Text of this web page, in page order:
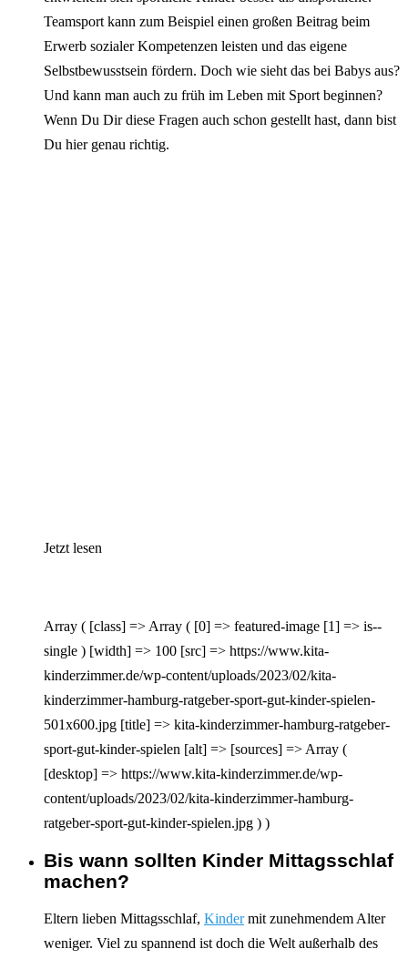
Teamsport kann zum Beispiel einen großen Beitrag beim
Erwerb sozialer Kompetenzen leisten und das eigene
Selbstbewusstsein fördern. Doch wie sieht das bei Babys aus?
Und kann man auch zu früh im Leben mit Sport beginnen?
Wenn Du Dir diese Fragen auch schon gestellt hast, dann bist
Du hier genau richtig.
Jetzt lesen
Array ( [class] => Array ( [0] => featured-image [1] => is--
single ) [width] => 100 [src] => https://www.kita-
kinderzimmer.de/wp-content/uploads/2023/02/kita-
kinderzimmer-hamburg-ratgeber-sport-gut-kinder-spielen-
501x600.jpg [title] => kita-kinderzimmer-hamburg-ratgeber-
sport-gut-kinder-spielen [alt] => [sources] => Array (
[desktop] => https://www.kita-kinderzimmer.de/wp-
content/uploads/2023/02/kita-kinderzimmer-hamburg-
ratgeber-sport-gut-kinder-spielen.jpg ) )
Interagieren
Bis wann sollten Kinder Mittagsschlaf
machen?
Eltern lieben Mittagsschlaf, Kindermit zunehmendem Alter
weniger. Viel zu spannend ist doch die Welt außerhalb des